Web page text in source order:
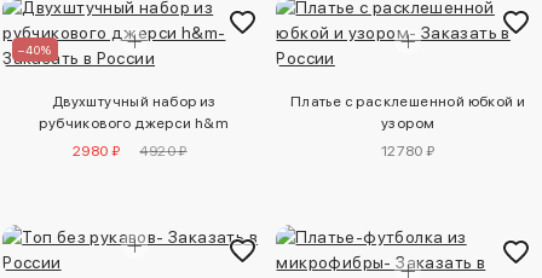
–40%
Двухштучный набор из
рубчикового джерси h&m
2980 ₽
4920 ₽
Платье с расклешенной юбкой и
узором
12780 ₽